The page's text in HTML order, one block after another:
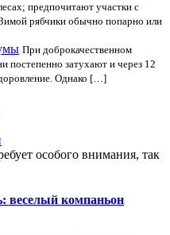
предпочитают участки с
рябчики обычно попарно или
При доброкачественном
постепенно затухают и через 12
Однако […]
особого внимания, так
веселый компаньон